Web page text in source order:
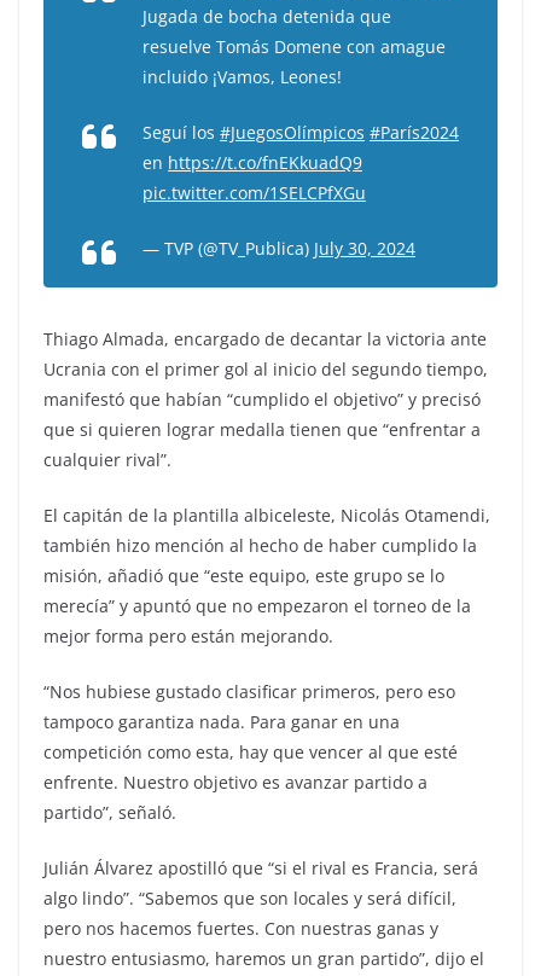
Jugada de bocha detenida que
resuelve Tomás Domene con amague
incluido ¡Vamos, Leones!
Seguí los #JuegosOlímpicos #París2024
en https://t.co/fnEKkuadQ9
pic.twitter.com/1SELCPfXGu
— TVP (@TV_Publica) July 30, 2024
Thiago Almada, encargado de decantar la victoria ante
Ucrania con el primer gol al inicio del segundo tiempo,
manifestó que habían “cumplido el objetivo” y precisó
que si quieren lograr medalla tienen que “enfrentar a
cualquier rival”.
El capitán de la plantilla albiceleste, Nicolás Otamendi,
también hizo mención al hecho de haber cumplido la
misión, añadió que “este equipo, este grupo se lo
merecía” y apuntó que no empezaron el torneo de la
mejor forma pero están mejorando.
“Nos hubiese gustado clasificar primeros, pero eso
tampoco garantiza nada. Para ganar en una
competición como esta, hay que vencer al que esté
enfrente. Nuestro objetivo es avanzar partido a
partido”, señaló.
Julián Álvarez apostilló que “si el rival es Francia, será
algo lindo”. “Sabemos que son locales y será difícil,
pero nos hacemos fuertes. Con nuestras ganas y
nuestro entusiasmo, haremos un gran partido”, dijo el